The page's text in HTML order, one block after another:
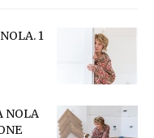
1
NOLA